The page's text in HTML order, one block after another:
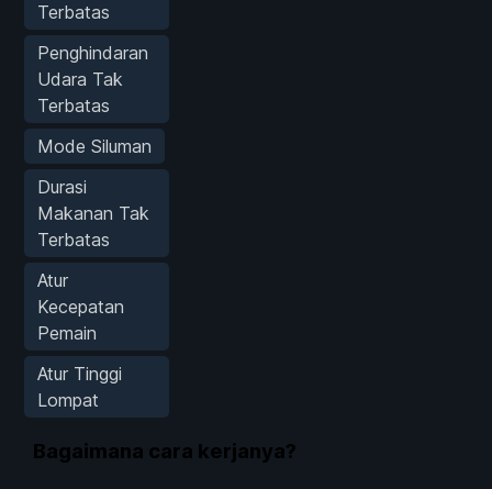
Terbatas
Penghindaran
Udara Tak
Terbatas
Mode Siluman
Durasi
Makanan Tak
Terbatas
Atur
Kecepatan
Pemain
Atur Tinggi
Lompat
Bagaimana cara kerjanya?